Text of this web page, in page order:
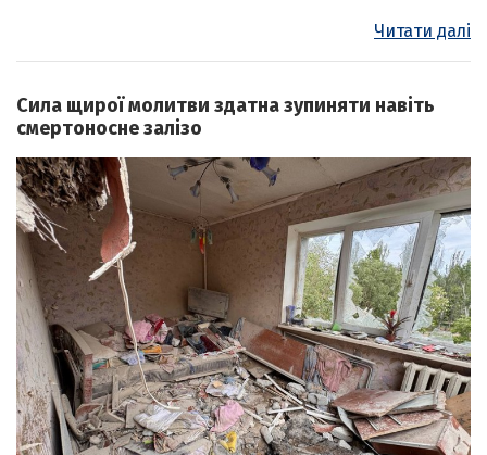
Читати далі
Сила щирої молитви здатна зупиняти навіть
смертоносне залізо